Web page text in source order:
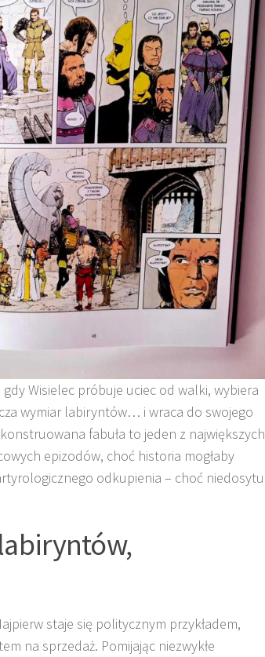
Wisielec próbuje uciec od walki, wybiera
wymiar labiryntów… i wraca do swojego
fabuła to jeden z największych
epizodów, choć historia mogłaby
odkupienia – choć niedosytu
staje się politycznym przykładem,
na sprzedaż. Pomijając niezwykłe